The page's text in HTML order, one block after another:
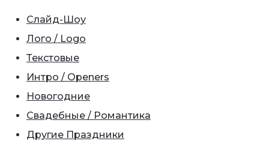
Слайд-Шоу
Лого / Logo
Текстовые
Интро / Openers
Новогодние
Свадебные / Романтика
Другие Праздники